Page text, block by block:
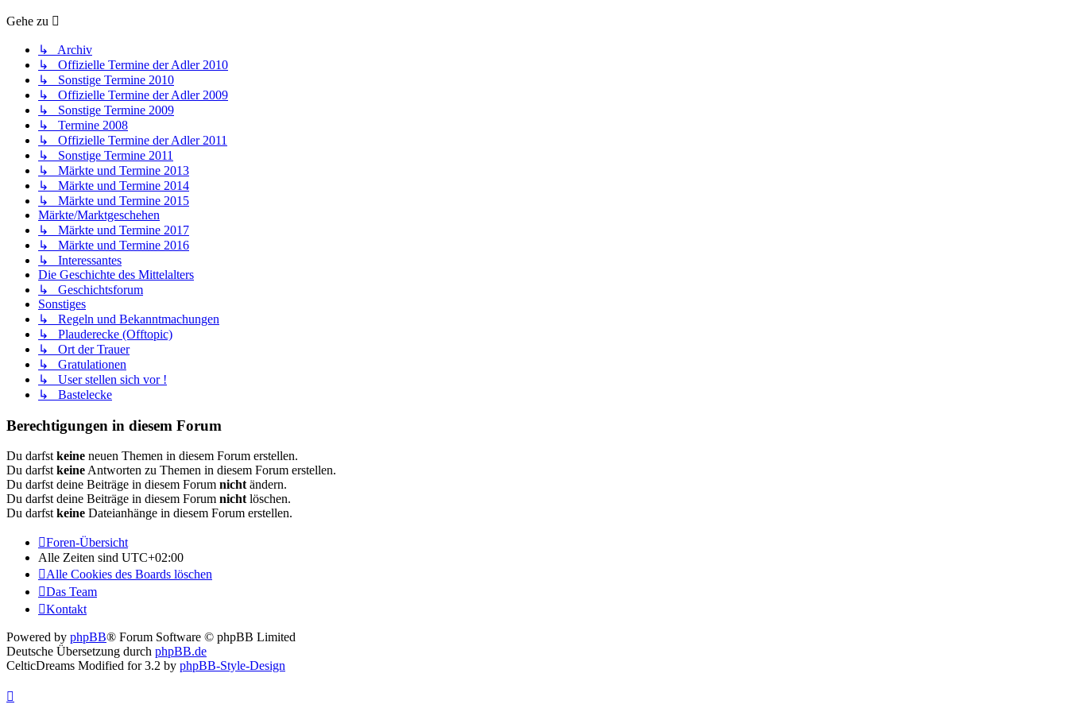
Gehe zu
↳ Archiv
↳ Offizielle Termine der Adler 2010
↳ Sonstige Termine 2010
↳ Offizielle Termine der Adler 2009
↳ Sonstige Termine 2009
↳ Termine 2008
↳ Offizielle Termine der Adler 2011
↳ Sonstige Termine 2011
↳ Märkte und Termine 2013
↳ Märkte und Termine 2014
↳ Märkte und Termine 2015
Märkte/Marktgeschehen
↳ Märkte und Termine 2017
↳ Märkte und Termine 2016
↳ Interessantes
Die Geschichte des Mittelalters
↳ Geschichtsforum
Sonstiges
↳ Regeln und Bekanntmachungen
↳ Plauderecke (Offtopic)
↳ Ort der Trauer
↳ Gratulationen
↳ User stellen sich vor !
↳ Bastelecke
Berechtigungen in diesem Forum
Du darfstkeine neuen Themen in diesem Forum erstellen.
Du darfstkeineAntworten zu Themen in diesem Forum erstellen.
Du darfst deine Beiträge in diesem Forum nichtändern.
Du darfst deine Beiträge in diesem Forum nichtlöschen.
Du darfstkeine Dateianhänge in diesem Forum erstellen.
Foren-Übersicht
Alle Zeiten sind UTC+02:00
Alle Cookies des Boards löschen
Das Team
Kontakt
Powered by phpBB® Forum Software © phpBB Limited
Deutsche Übersetzung durch phpBB.de
CelticDreams Modified for 3.2 by phpBB-Style-Design